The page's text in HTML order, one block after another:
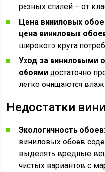
разных стилей – от
Цена виниловых
цена виниловых
широкого круга
Уход за виниловыми
обоями достаточно
легко очищаются
Недостатки
Экологичность обоев:
виниловых обоев
выделять вредные
чистых вариантов с